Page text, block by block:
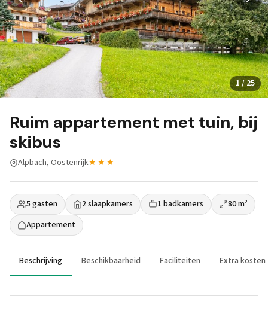
1 / 25
Ruim appartement met tuin, bij
skibus
Alpbach, Oostenrijk★★★
5 gasten 2 slaapkamers 1 badkamers
80 m²
Appartement
Beschrijving Beschikbaarheid Faciliteiten Extra kosten